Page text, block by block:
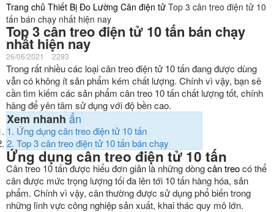
Trang chủ Thiết Bị Đo Lường Cân điện tử Top 3 cân treo điện tử 10
tấn bán chạy nhất hiện nay
Top 3 cân treo điện tử 10 tấn bán chạy
nhất hiện nay
26/06/2021 2293
Trong rất nhiều các loại cân treo điện tử 10 tấn đang được dùng
vẫn có không ít sản phẩm kém chất lượng. Chính vì vậy, bạn sẽ
cần tìm kiếm các sản phẩm cân treo 10 tấn chất lượng tốt, chính
hãng để yên tâm sử dụng với độ bền cao.
Xem nhanh ẩn
1. Ứng dụng cân treo điện tử 10 tấn
2. Top 3 cân treo điện tử 10 tấn bán chạy
Ứng dụng cân treo điện tử 10 tấn
Cân treo 10 tấn được hiểu đơn giản là những dòngcân treocó thể
cân được mức trọng lượng tối đa lên tới 10 tấn hàng hóa, sản
phẩm. Chính vì vậy, cân thường được sử dụng phổ biến trong
những lĩnh vực công nghiệp sản xuất, khai thác quy mô lớn.